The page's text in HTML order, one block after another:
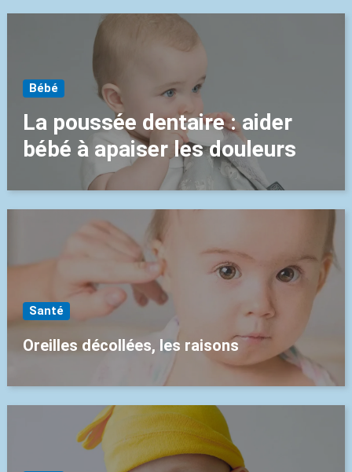
Bébé
La poussée dentaire : aider
bébé à apaiser les douleurs
Santé
Oreilles décollées, les raisons